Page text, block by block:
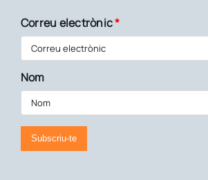
Correu electrònic*
Nom
Subscriu-te